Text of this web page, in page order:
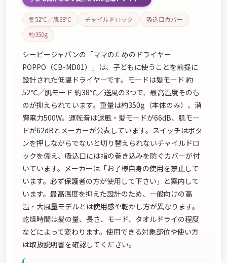
髪52℃／肌38℃ チャイルドロック
吸込口カバー
約350g
シービージャパンの「ママのためのドライヤー
POPPO（CB-MD01）」は、子どもに使うことを前提に
設計された低温ドライヤーです。モードは髪モード 約
52℃／肌モード 約38℃／送風の3つで、最高温度そのも
のが抑えられています。重量は約350g（本体のみ）、消
費電力500W。運転音は送風・髪モードが66dB、肌モー
ドが62dBとメーカーが公表しています。スイッチはボタ
ンを押しながらでないと切り替えられないチャイルドロ
ックを備え、吸込口には指の巻き込みを防ぐカバーが付
いています。メーカーは「お子様自身の使用を禁止して
います。必ず保護者の方が使用して下さい」と案内して
います。最高温度を抑えた設計のため、一般向けの高
温・大風量モデルとは使用感や乾かし方が異なります。
乾燥時間は髪の量、長さ、モード、タオルドライの程度
などによって変わります。使用できる対象部位や使い方
は取扱説明書を確認してください。